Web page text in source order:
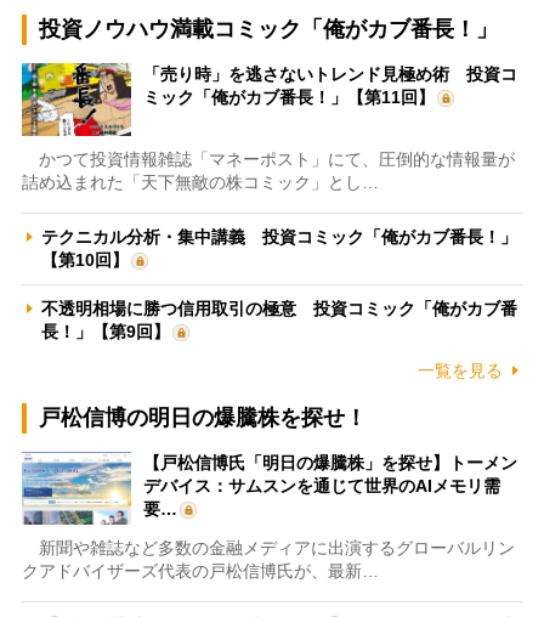
投資ノウハウ満載コミック「俺がカブ番長！」
「売り時」を逃さないトレンド見極め術 投資コ
ミック「俺がカブ番長！」【第11回】
かつて投資情報雑誌「マネーポスト」にて、圧倒的な情報量が
詰め込まれた「天下無敵の株コミック」とし…
テクニカル分析・集中講義 投資コミック「俺がカブ番長！」
【第10回】
不透明相場に勝つ信用取引の極意 投資コミック「俺がカブ番
長！」【第9回】
一覧を見る
戸松信博の明日の爆騰株を探せ！
【戸松信博氏「明日の爆騰株」を探せ】トーメン
デバイス：サムスンを通じて世界のAIメモリ需
要…
新聞や雑誌など多数の金融メディアに出演するグローバルリン
クアドバイザーズ代表の戸松信博氏が、最新…